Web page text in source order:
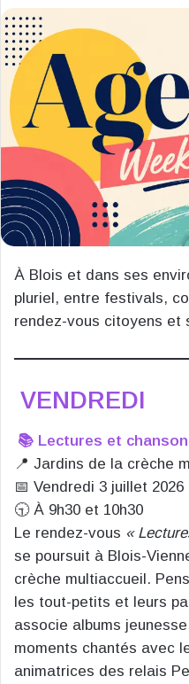
À Blois et dans ses
pluriel, entre festivals,
rendez-vous citoyens et
VENDREDI
📚 Lectures et
📍 Jardins de la crèche
📅 Vendredi 3 juillet 2026
🕤 À 9h30 et 10h30
Le rendez-vous «
se poursuit à Blois-
crèche multiaccueil.
les tout-petits et leurs
associe albums
moments chantés avec
animatrices des relais